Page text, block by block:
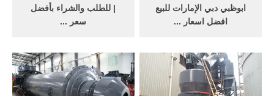
| للطلب والشراء بأفضل
سعر ...
أقوى تكنولوجيا المانية لكشف
الذهب والمعادن لكل عملائنا
الكرام في جميع ...
ابوظبي دبي الإمارات للبيع
افضل اسعار ...
افضل اسعار جهاز تنقيب
المعادن المياه الجوفية: اين
يباع جهاز كشف الذهب ؟ احدث